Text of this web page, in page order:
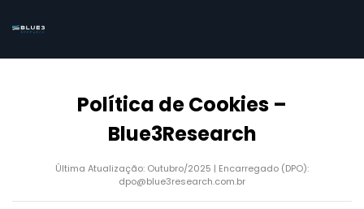
Política de Cookies –
Blue3Research
Última Atualização: Outubro/2025 | Encarregado (DPO):
dpo@blue3research.com.br